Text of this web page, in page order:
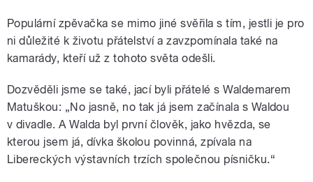
Populární zpěvačka se mimo jiné svěřila s tím, jestli je pro
ni důležité k životu přátelství a zavzpomínala také na
kamarády, kteří už z tohoto světa odešli.
Dozvěděli jsme se také, jací byli přátelé s Waldemarem
Matuškou: „No jasně, no tak já jsem začínala s Waldou
v divadle. A Walda byl první člověk, jako hvězda, se
kterou jsem já, dívka školou povinná, zpívala na
Libereckých výstavních trzích společnou písničku.“